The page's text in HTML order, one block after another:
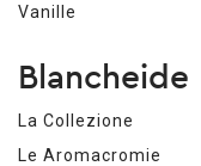
Vanille
Blancheide
La Collezione
Le Aromacromie